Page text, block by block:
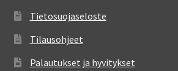
Tietosuojaseloste
Tilausohjeet
Palautukset ja hyvitykset